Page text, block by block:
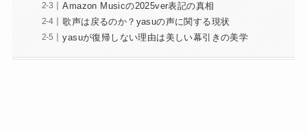
Amazon Musicの2025ver表記の真相
歌声は戻るのか？yasuの声に関する現状
yasuが復帰しない理由は美しい幕引きの美学